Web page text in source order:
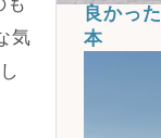
気
良かっ
本